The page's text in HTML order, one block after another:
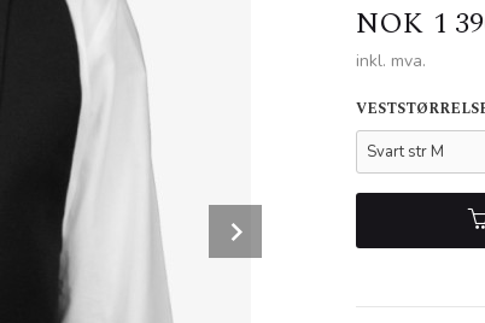
Pris
NOK 1
inkl. mva.